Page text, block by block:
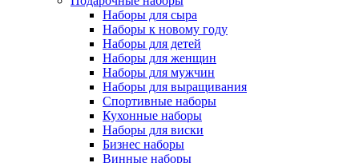
Наборы для сыра
Наборы к новому году
Наборы для детей
Наборы для женщин
Наборы для мужчин
Наборы для выращивания
Спортивные наборы
Кухонные наборы
Наборы для виски
Бизнес наборы
Винные наборы